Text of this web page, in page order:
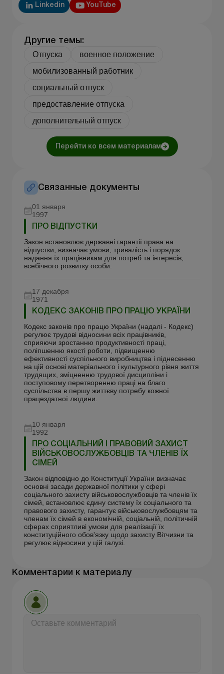
Linkedin YouTube
Другие темы:
Отпуска
военное положение
мобилизованный работник
социальный отпуск
предоставление отпуска
дополнительный отпуск
Перейти ко всем материалам
Связанные документы
01 января
1997
ПРО ВІДПУСТКИ
Закон встановлює державні гарантії права на
відпустки, визначає умови, тривалість і порядок
надання їх працівникам для потреб та інтересів,
всебічного розвитку особи.
17 декабря
1971
КОДЕКС ЗАКОНІВ ПРО ПРАЦЮ УКРАЇНИ
Кодекс законів про працю України (надалі - Кодекс)
регулює трудові відносини всіх працівників,
сприяючи зростанню продуктивності праці,
поліпшенню якості роботи, підвищенню
ефективності суспільного виробництва і піднесенню
на цій основі матеріального і культурного рівня життя
трудящих, зміцненню трудової дисципліни і
поступовому перетворенню праці на благо
суспільства в першу життєву потребу кожної
працездатної людини.
10 января
1992
ПРО СОЦІАЛЬНИЙ І ПРАВОВИЙ ЗАХИСТ
ВІЙСЬКОВОСЛУЖБОВЦІВ ТА ЧЛЕНІВ ЇХ
СІМЕЙ
Закон відповідно до Конституції України визначає
основні засади державної політики у сфері
соціального захисту військовослужбовців та членів їх
сімей, встановлює єдину систему їх соціального та
правового захисту, гарантує військовослужбовцям та
членам їх сімей в економічній, соціальній, політичній
сферах сприятливі умови для реалізації їх
конституційного обов'язку щодо захисту Вітчизни та
регулює відносини у цій галузі.
Комментарии к материалу